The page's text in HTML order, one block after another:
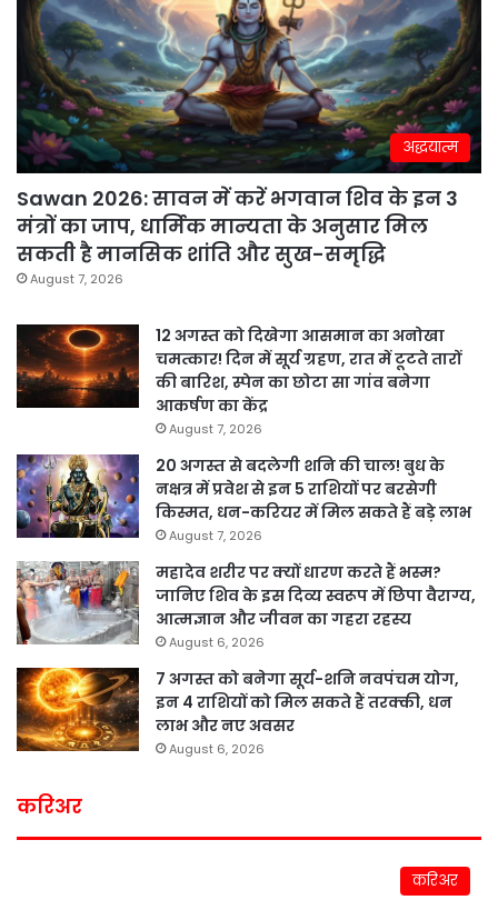
अद्धयात्म
Sawan 2026: सावन में करें भगवान शिव के इन 3
मंत्रों का जाप, धार्मिक मान्यता के अनुसार मिल
सकती है मानसिक शांति और सुख-समृद्धि
August 7, 2026
12 अगस्त को दिखेगा आसमान का अनोखा
चमत्कार! दिन में सूर्य ग्रहण, रात में टूटते तारों
की बारिश, स्पेन का छोटा सा गांव बनेगा
आकर्षण का केंद्र
August 7, 2026
20 अगस्त से बदलेगी शनि की चाल! बुध के
नक्षत्र में प्रवेश से इन 5 राशियों पर बरसेगी
किस्मत, धन-करियर में मिल सकते हैं बड़े लाभ
August 7, 2026
महादेव शरीर पर क्यों धारण करते हैं भस्म?
जानिए शिव के इस दिव्य स्वरूप में छिपा वैराग्य,
आत्मज्ञान और जीवन का गहरा रहस्य
August 6, 2026
7 अगस्त को बनेगा सूर्य-शनि नवपंचम योग,
इन 4 राशियों को मिल सकते हैं तरक्की, धन
लाभ और नए अवसर
August 6, 2026
करिअर
करिअर